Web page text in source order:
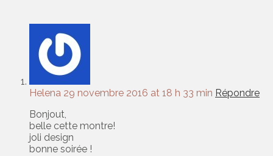
Helena 29 novembre 2016 at 18 h 33 min Répondre
Bonjout,
belle cette montre!
joli design
bonne soirée !